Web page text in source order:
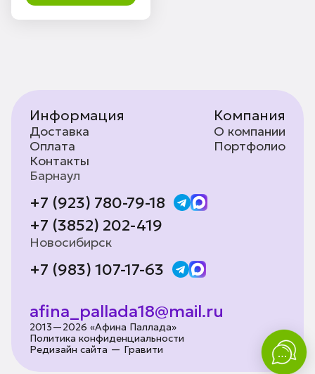
Информация
Доставка
Оплата
Контакты
Компания
О компании
Портфолио
Барнаул
+7 (923) 780-79-18
+7 (3852) 202-419
Новосибирск
+7 (983) 107-17-63
afina_pallada18@mail.ru
2013—2026 «Афина Паллада»
Политика конфиденциальности
Редизайн сайта — Гравити